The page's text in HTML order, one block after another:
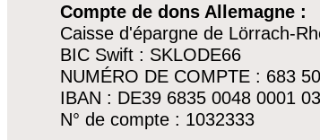
Compte de dons Allemagne :
Caisse d'épargne de Lörrach-
BIC Swift : SKLODE66
NUMÉRO DE COMPTE : 683
IBAN : DE39 6835 0048 0001
N° de compte : 1032333